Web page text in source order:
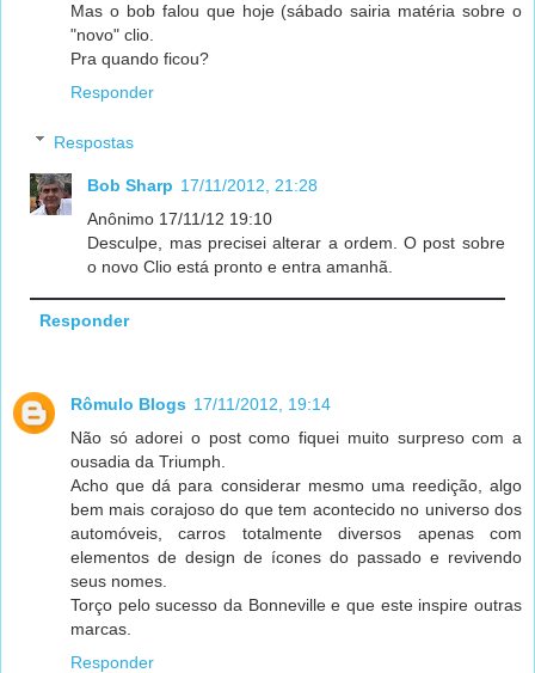
Mas o bob falou que hoje (sábado sairia matéria sobre o
"novo" clio.
Pra quando ficou?
Responder
Respostas
Bob Sharp 17/11/2012, 21:28
Anônimo 17/11/12 19:10
Desculpe, mas precisei alterar a ordem. O post sobre
o novo Clio está pronto e entra amanhã.
Responder
Rômulo Blogs 17/11/2012, 19:14
Não só adorei o post como fiquei muito surpreso com a
ousadia da Triumph.
Acho que dá para considerar mesmo uma reedição, algo
bem mais corajoso do que tem acontecido no universo dos
automóveis, carros totalmente diversos apenas com
elementos de design de ícones do passado e revivendo
seus nomes.
Torço pelo sucesso da Bonneville e que este inspire outras
marcas.
Responder